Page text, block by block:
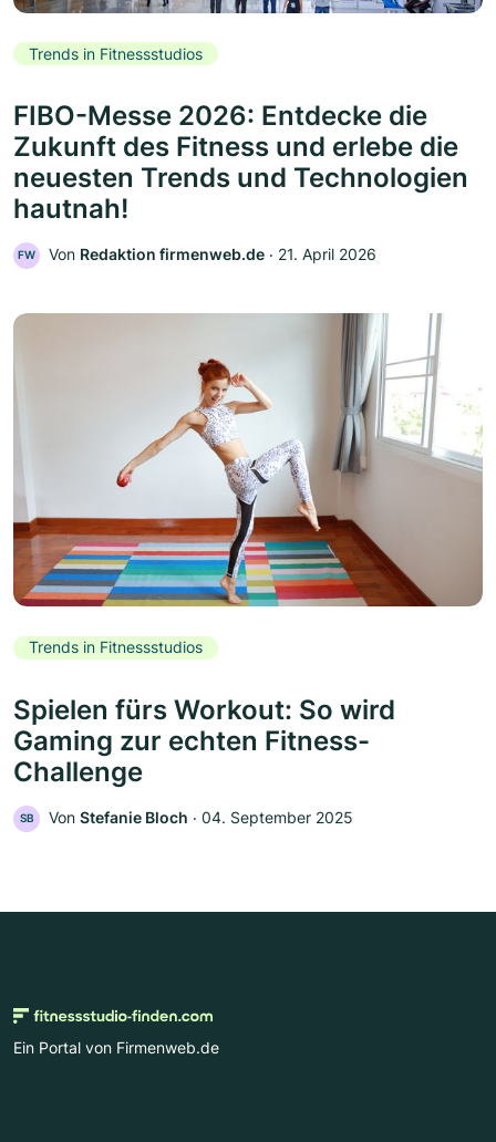
Trends in Fitnessstudios
FIBO-Messe 2026: Entdecke die
Zukunft des Fitness und erlebe die
neuesten Trends und Technologien
hautnah!
FW Von Redaktion firmenweb.de ‧ 21. April 2026
Trends in Fitnessstudios
Spielen fürs Workout: So wird
Gaming zur echten Fitness-
Challenge
SB Von Stefanie Bloch ‧ 04. September 2025
Ein Portal von Firmenweb.de